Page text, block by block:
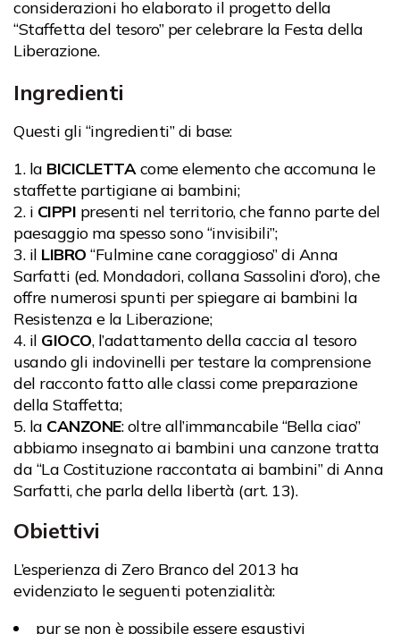
considerazioni ho elaborato il progetto della
“Staffetta del tesoro” per celebrare la Festa della
Liberazione.
Ingredienti
Questi gli “ingredienti” di base:
la BICICLETTAcome elemento che accomuna le
staffette partigiane ai bambini;
i CIPPI presenti nel territorio, che fanno parte del
paesaggio ma spesso sono “invisibili”;
il LIBRO “Fulmine cane coraggioso” di Anna
Sarfatti (ed. Mondadori, collana Sassolini d’oro), che
offre numerosi spunti per spiegare ai bambini la
Resistenza e la Liberazione;
il GIOCO, l’adattamento della caccia al tesoro
usando gli indovinelli per testare la comprensione
del racconto fatto alle classi come preparazione
della Staffetta;
la CANZONE: oltre all’immancabile “Bella ciao”
abbiamo insegnato ai bambini una canzone tratta
da “La Costituzione raccontata ai bambini” di Anna
Sarfatti, che parla della libertà (art. 13).
Obiettivi
L’esperienza di Zero Branco del 2013 ha
evidenziato le seguenti potenzialità:
pur se non è possibile essere esaustivi